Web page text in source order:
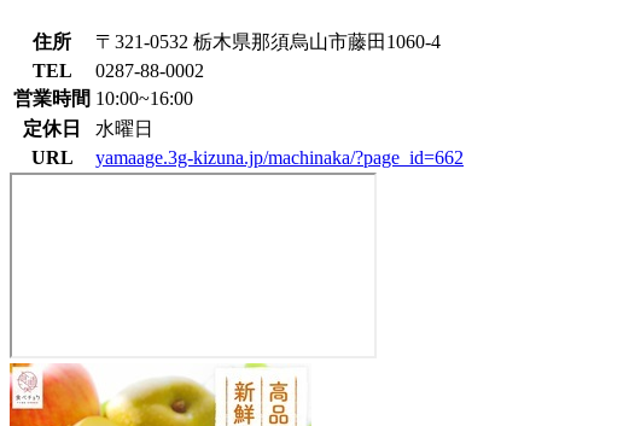
住所
〒321-0532 栃木県那須烏山市藤田1060-4
TEL
0287-88-0002
営業時間 10:00~16:00
定休日
水曜日
URL
yamaage.3g-kizuna.jp/machinaka/?page_id=662
パ
ン